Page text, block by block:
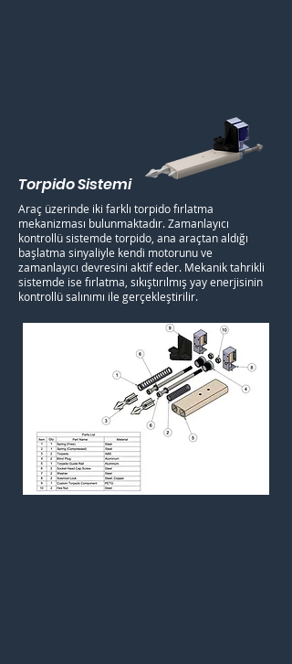
Torpido Sistemi
Araç üzerinde iki farklı torpido fırlatma
mekanizması bulunmaktadır. Zamanlayıcı
kontrollü sistemde torpido, ana araçtan aldığı
başlatma sinyaliyle kendi motorunu ve
zamanlayıcı devresini aktif eder. Mekanik tahrikli
sistemde ise fırlatma, sıkıştırılmış yay enerjisinin
kontrollü salınımı ile gerçekleştirilir.